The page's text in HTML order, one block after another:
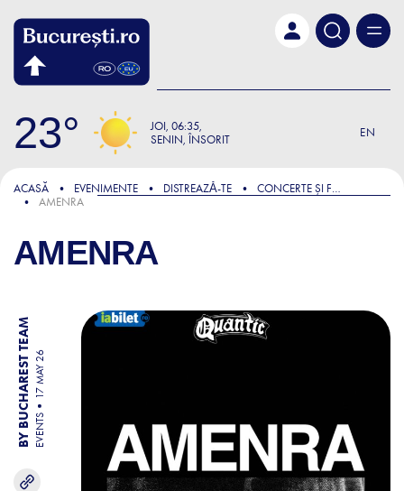
23 JOI 06:35
SENIN, ÎNSORIT
EN
ACASĂ EVENIMENTE DISTREAZǍ-TE
CONCERTE ȘI FESTIVALURI
AMENRA
AMENRA
BY BUCHAREST TEAM EVENTS
17 MAY 26